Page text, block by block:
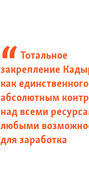
Тотальное
закрепление
как
абсолютным
над всеми
любыми
для заработка